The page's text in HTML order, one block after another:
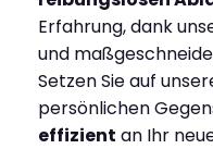
Erfahrung, dank
und
Setzen Sie auf
persönlichen
effizient an Ihr